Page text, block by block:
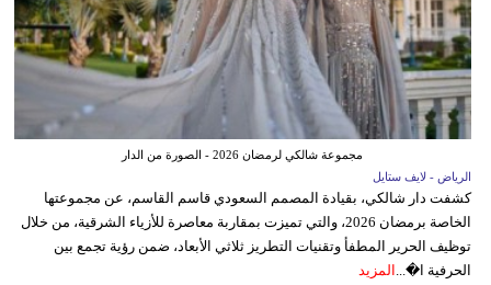
مجموعة شالكي لرمضان 2026 - الصورة من الدار
الرياض - لايف ستايل
كشفت دار شالكي، بقيادة المصمم السعودي قاسم القاسم، عن مجموعتها
الخاصة برمضان 2026، والتي تميزت بمقاربة معاصرة للأزياء الشرقية، من خلال
توظيف الحرير المطفأ وتقنيات التطريز ثلاثي الأبعاد، ضمن رؤية تجمع بين
الحرفية ا�... المزيد